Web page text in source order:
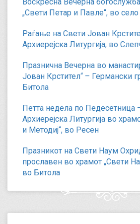
„Свети Петар и Павле“, во
Раѓање на Свети Јован
Архиерејска Литургија, во
Празнична Вечерна во
Јован Крстител“ – Германски
Битола
Петта недела по Педесетница
Архиерејска Литургија во
и Методиј“, во Ресен
Празникот на Свети Наум
прославен во храмот „Свети
во Битола